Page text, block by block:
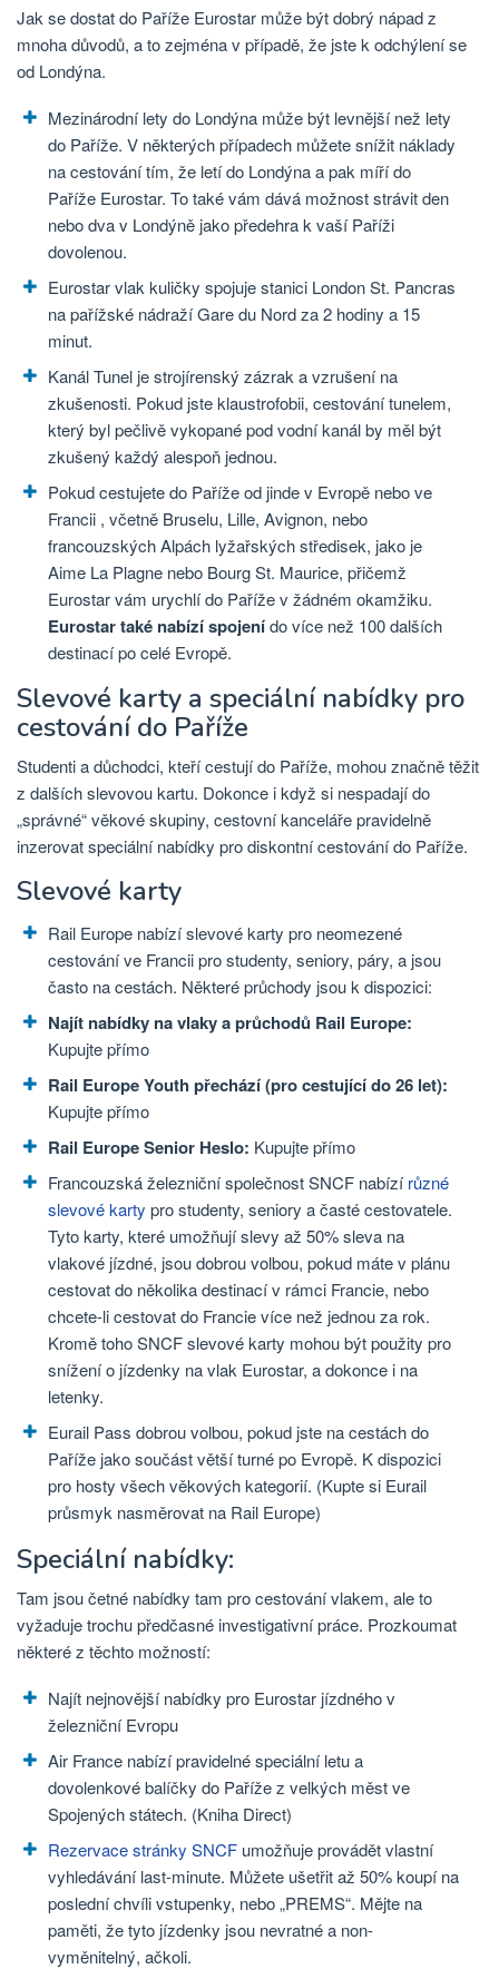
Jak se dostat do Paříže Eurostar může být dobrý nápad z
mnoha důvodů, a to zejména v případě, že jste k odchýlení se
od Londýna.
Mezinárodní lety do Londýna může být levnější než lety
do Paříže. V některých případech můžete snížit náklady
na cestování tím, že letí do Londýna a pak míří do
Paříže Eurostar. To také vám dává možnost strávit den
nebo dva v Londýně jako předehra k vaší Paříži
dovolenou.
Eurostar vlak kuličky spojuje stanici London St. Pancras
na pařížské nádraží Gare du Nord za 2 hodiny a 15
minut.
Kanál Tunel je strojírenský zázrak a vzrušení na
zkušenosti. Pokud jste klaustrofobii, cestování tunelem,
který byl pečlivě vykopané pod vodní kanál by měl být
zkušený každý alespoň jednou.
Pokud cestujete do Paříže od jinde v Evropě nebo ve
Francii , včetně Bruselu, Lille, Avignon, nebo
francouzských Alpách lyžařských středisek, jako je
Aime La Plagne nebo Bourg St. Maurice, přičemž
Eurostar vám urychlí do Paříže v žádném okamžiku.
Eurostar také nabízí spojenído více než 100 dalších
destinací po celé Evropě.
Slevové karty a speciální nabídky pro
cestování do Paříže
Studenti a důchodci, kteří cestují do Paříže, mohou značně těžit
z dalších slevovou kartu. Dokonce i když si nespadají do
„správné“ věkové skupiny, cestovní kanceláře pravidelně
inzerovat speciální nabídky pro diskontní cestování do Paříže.
Slevové karty
Rail Europe nabízí slevové karty pro neomezené
cestování ve Francii pro studenty, seniory, páry, a jsou
často na cestách. Některé průchody jsou k dispozici:
Najít nabídky na vlaky a průchodů Rail Europe:
Kupujte přímo
Rail Europe Youth přechází (pro cestující do 26 let):
Kupujte přímo
Rail Europe Senior Heslo: Kupujte přímo
Francouzská železniční společnost SNCF nabízírůzné
slevové karty pro studenty, seniory a časté cestovatele.
Tyto karty, které umožňují slevy až 50% sleva na
vlakové jízdné, jsou dobrou volbou, pokud máte v plánu
cestovat do několika destinací v rámci Francie, nebo
chcete-li cestovat do Francie více než jednou za rok.
Kromě toho SNCF slevové karty mohou být použity pro
snížení o jízdenky na vlak Eurostar, a dokonce i na
letenky.
Eurail Pass dobrou volbou, pokud jste na cestách do
Paříže jako součást větší turné po Evropě. K dispozici
pro hosty všech věkových kategorií. (Kupte si Eurail
průsmyk nasměrovat na Rail Europe)
Speciální nabídky:
Tam jsou četné nabídky tam pro cestování vlakem, ale to
vyžaduje trochu předčasné investigativní práce. Prozkoumat
některé z těchto možností:
Najít nejnovější nabídky pro Eurostar jízdného v
železniční Evropu
Air France nabízí pravidelné speciální letu a
dovolenkové balíčky do Paříže z velkých měst ve
Spojených státech. (Kniha Direct)
Rezervace stránky SNCF umožňuje provádět vlastní
vyhledávání last-minute. Můžete ušetřit až 50% koupí na
poslední chvíli vstupenky, nebo „PREMS“. Mějte na
paměti, že tyto jízdenky jsou nevratné a non-
vyměnitelný, ačkoli.